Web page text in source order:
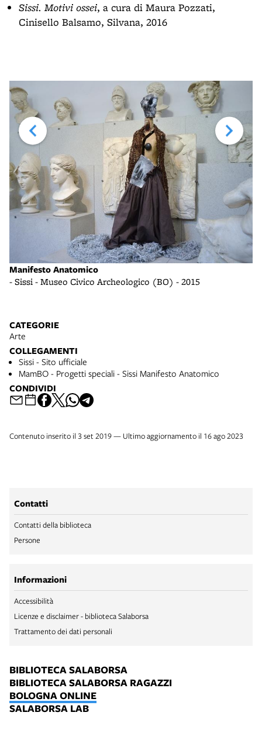
Sissi. Motivi ossei, a cura di Maura Pozzati,
Cinisello Balsamo, Silvana, 2016
Manifesto Anatomico
- Sissi - Museo Civico Archeologico (BO) - 2015
CATEGORIE
Arte
COLLEGAMENTI
Sissi - Sito ufficiale
MamBO - Progetti speciali - Sissi Manifesto Anatomico
CONDIVIDI
Contenuto inserito il 3 set 2019 — Ultimo aggiornamento il 16 ago 2023
Contatti
Contatti della biblioteca
Persone
Informazioni
Accessibilità
Licenze e disclaimer - biblioteca Salaborsa
Trattamento dei dati personali
BIBLIOTECA SALABORSA
BIBLIOTECA SALABORSA RAGAZZI
BOLOGNA ONLINE
SALABORSA LAB